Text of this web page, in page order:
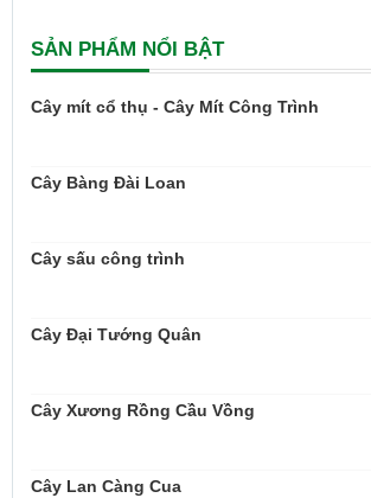
SẢN PHẨM NỔI BẬT
Cây mít cổ thụ - Cây Mít Công Trình
Cây Bàng Đài Loan
Cây sấu công trình
Cây Đại Tướng Quân
Cây Xương Rồng Cầu Vồng
Cây Lan Càng Cua